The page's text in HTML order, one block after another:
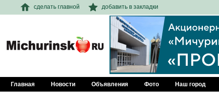
сделать главной добавить в закладки
Главная Новости Объявления Фото Наш город